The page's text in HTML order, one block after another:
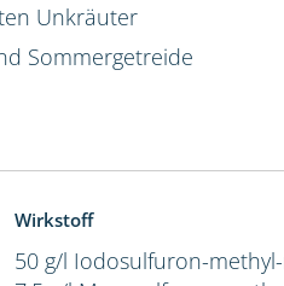
Unkräuter
Sommergetreide
Wirkstoff
50 g/l Iodosulfuron-